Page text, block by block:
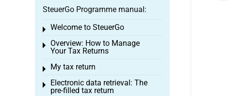
SteuerGo Programme manual:
Welcome to SteuerGo
Toggle menu
Overview: How to Manage
Your Tax Returns
Toggle menu
My tax return
Toggle menu
Electronic data retrieval: The
pre-filled tax return
Toggle menu